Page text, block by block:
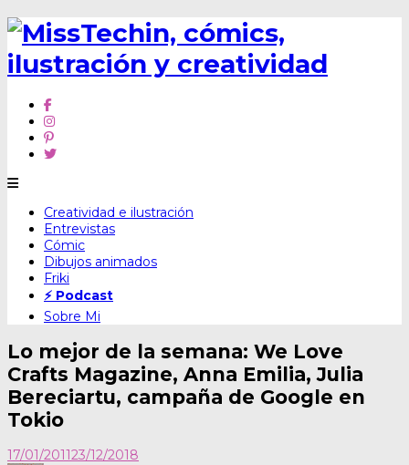
Skip
content
Creatividad e ilustración
Entrevistas
Cómic
Dibujos animados
Friki
⚡ Podcast
Sobre Mi
Lo mejor de la semana: We Love
Crafts Magazine, Anna Emilia, Julia
Bereciartu, campaña de Google en
Tokio
17/01/201123/12/2018